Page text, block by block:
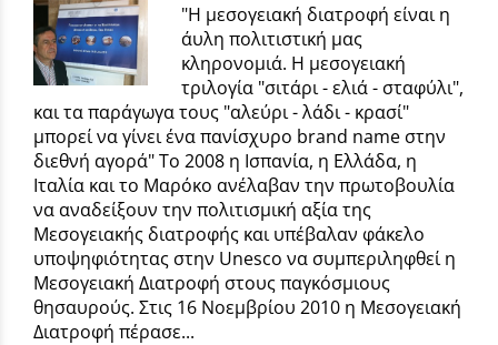
"Η μεσογειακή διατροφή είναι η
άυλη πολιτιστική μας
κληρονομιά. Η μεσογειακή
τριλογία "σιτάρι - ελιά - σταφύλι",
και τα παράγωγα τους "αλεύρι - λάδι - κρασί"
μπορεί να γίνει ένα πανίσχυρο brand name στην
διεθνή αγορά" Το 2008 η Ισπανία, η Ελλάδα, η
Ιταλία και το Μαρόκο ανέλαβαν την πρωτοβουλία
να αναδείξουν την πολιτισµική αξία της
Μεσογειακής διατροφής και υπέβαλαν φάκελο
υποψηφιότητας στην Unesco να συµπεριληφθεί η
Μεσογειακή Διατροφή στους παγκόσµιους
θησαυρούς. Στις 16 Νοεµβρίου 2010 η Μεσογειακή
Διατροφή πέρασε...